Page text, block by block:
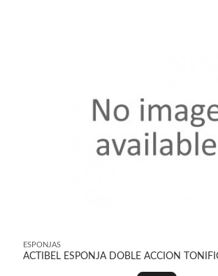
ESPONJAS
ACTIBEL ESPONJA DOBLE ACCION